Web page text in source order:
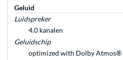
Geluid
Luidspreker
4.0 kanalen
Geluidschip
optimized with Dolby Atmos®